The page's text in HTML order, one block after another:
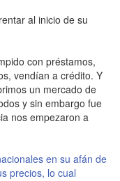
al inicio de su
con préstamos,
vendían a crédito. Y
un mercado de
y sin embargo fue
nos empezaron a
en su afán de
precios, lo cual